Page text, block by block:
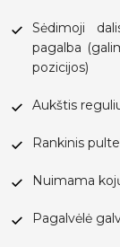
Sėdimoji
pagalba
pozicijos)
Aukštis
Rankinis
Nuimama
Pagalvėlė